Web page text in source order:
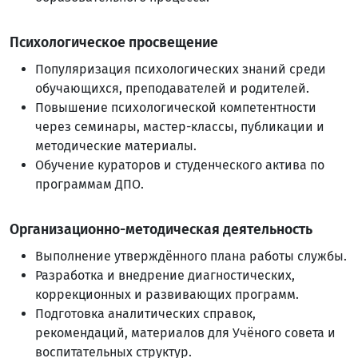
Психологическое просвещение
Популяризация психологических знаний среди
обучающихся, преподавателей и родителей.
Повышение психологической компетентности
через семинары, мастер-классы, публикации и
методические материалы.
Обучение кураторов и студенческого актива по
программам ДПО.
Организационно-методическая деятельность
Выполнение утверждённого плана работы службы.
Разработка и внедрение диагностических,
коррекционных и развивающих программ.
Подготовка аналитических справок,
рекомендаций, материалов для Учёного совета и
воспитательных структур.